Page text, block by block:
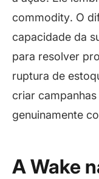
commodity. O
capacidade da
para resolver
ruptura de
criar
genuinamente
A Wake